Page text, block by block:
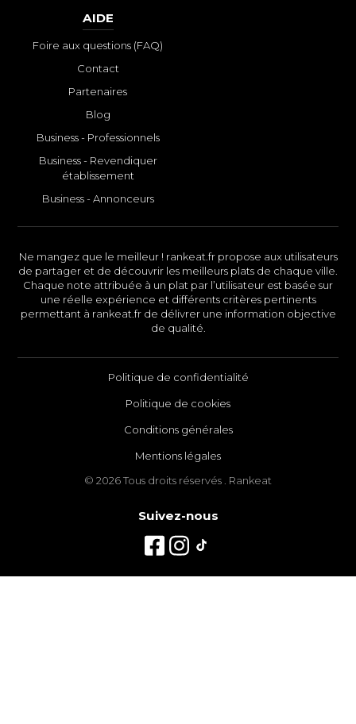
AIDE
Foire aux questions (FAQ)
Contact
Partenaires
Blog
Business - Professionnels
Business - Revendiquer
établissement
Business - Annonceurs
Ne mangez que le meilleur ! rankeat.fr propose aux utilisateurs
de partager et de découvrir les meilleurs plats de chaque ville.
Chaque note attribuée à un plat par l’utilisateur est basée sur
une réelle expérience et différents critères pertinents
permettant à rankeat.fr de délivrer une information objective
de qualité.
Politique de confidentialité
Politique de cookies
Conditions générales
Mentions légales
© 2026 Tous droits réservés . Rankeat
Suivez-nous